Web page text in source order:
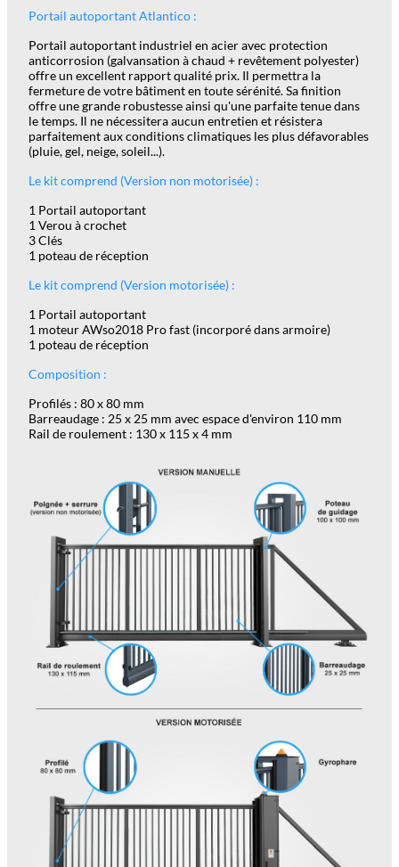
Portail autoportant Atlantico :
Portail autoportant industriel en acier avec protection
anticorrosion (galvansation à chaud + revêtement polyester)
offre un excellent rapport qualité prix. Il permettra la
fermeture de votre bâtiment en toute sérénité. Sa finition
offre une grande robustesse ainsi qu'une parfaite tenue dans
le temps. Il ne nécessitera aucun entretien et résistera
parfaitement aux conditions climatiques les plus défavorables
(pluie, gel, neige, soleil...).
Le kit comprend (Version non motorisée) :
1 Portail autoportant
1 Verou à crochet
3 Clés
1 poteau de réception
Le kit comprend (Version motorisée) :
1 Portail autoportant
1 moteur AWso2018 Pro fast (incorporé dans armoire)
1 poteau de réception
Composition :
Profilés : 80 x 80 mm
Barreaudage : 25 x 25 mm avec espace d'environ 110 mm
Rail de roulement : 130 x 115 x 4 mm